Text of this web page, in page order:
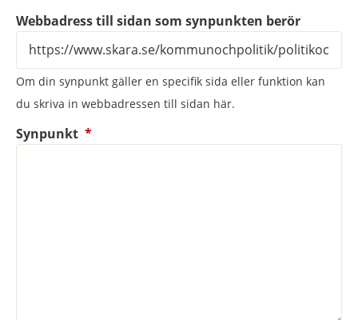
Webbadress till sidan som synpunkten berör
Om din synpunkt gäller en specifik sida eller funktion kan
du skriva in webbadressen till sidan här.
Synpunkt *(obligatorisk)